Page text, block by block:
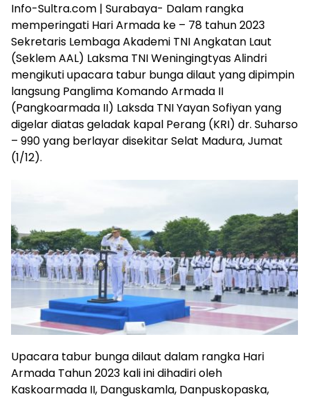
Info-Sultra.com | Surabaya- Dalam rangka
memperingati Hari Armada ke – 78 tahun 2023
Sekretaris Lembaga Akademi TNI Angkatan Laut
(Seklem AAL) Laksma TNI Weningingtyas Alindri
mengikuti upacara tabur bunga dilaut yang dipimpin
langsung Panglima Komando Armada II
(Pangkoarmada II) Laksda TNI Yayan Sofiyan yang
digelar diatas geladak kapal Perang (KRI) dr. Suharso
– 990 yang berlayar disekitar Selat Madura, Jumat
(1/12).
Upacara tabur bunga dilaut dalam rangka Hari
Armada Tahun 2023 kali ini dihadiri oleh
Kaskoarmada II, Danguskamla, Danpuskopaska,